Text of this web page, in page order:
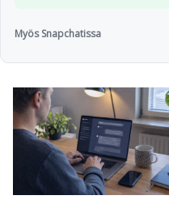
Myös Snapchatissa